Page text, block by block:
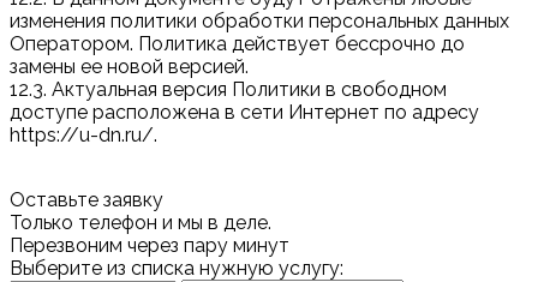
изменения политики обработки персональных данных
Оператором. Политика действует бессрочно до
замены ее новой версией.
12.3. Актуальная версия Политики в свободном
доступе расположена в сети Интернет по адресу
https://u-dn.ru/.
Оставьте заявку
Только телефон и мы в деле.
Перезвоним через пару минут
Выберите из списка нужную услугу: